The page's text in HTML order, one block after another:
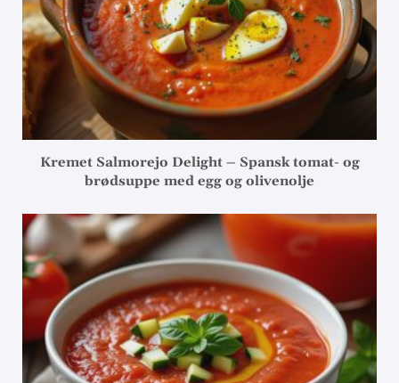
Kremet Salmorejo Delight – Spansk tomat- og
brødsuppe med egg og olivenolje